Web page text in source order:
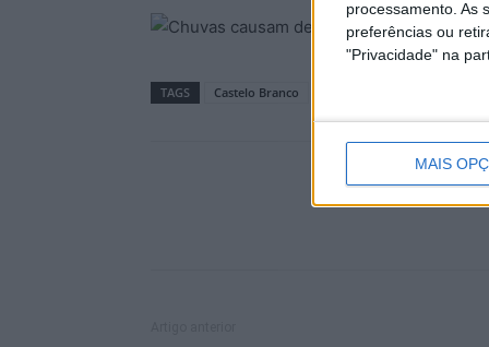
processamento. As
preferências ou
"Privacidade" na
MAIS
TAGS Castelo Branco